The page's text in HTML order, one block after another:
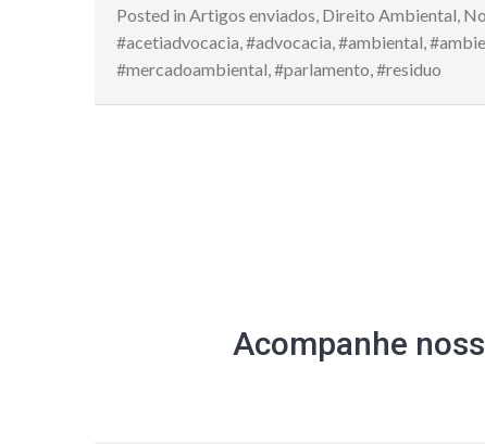
Posted in Artigos enviados, Direito Ambiental,
#acetiadvocacia,#advocacia,#ambiental,
#mercadoambiental,#parlamento,#residuo
Acompanhe